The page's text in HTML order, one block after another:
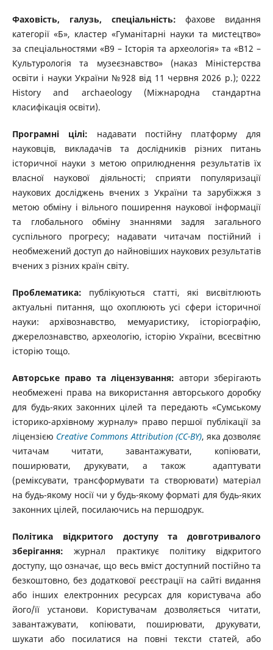
Фаховість, галузь, спеціальність: фахове видання
категорії «Б», кластер «Гуманітарні науки та мистецтво»
за спеціальностями «B9 – Історія та археологія» та «В12 –
Культурологія та музеєзнавство» (наказ Міністерства
освіти і науки України №928 від 11 червня 2026 р.); 0222
History and archaeology (Міжнародна стандартна
класифікація освіти).
Програмні цілі: надавати постійну платформу для
науковців, викладачів та дослідників різних питань
історичної науки з метою оприлюднення результатів їх
власної наукової діяльності; сприяти популяризації
наукових досліджень вчених з України та зарубіжжя з
метою обміну і вільного поширення наукової інформації
та глобального обміну знаннями задля загального
суспільного прогресу; надавати читачам постійний і
необмежений доступ до найновіших наукових результатів
вчених з різних країн світу.
Проблематика: публікуються статті, які висвітлюють
актуальні питання, що охоплюють усі сфери історичної
науки: архівознавство, мемуаристику, історіографію,
джерелознавство, археологію, історію України, всесвітню
історію тощо.
Авторське право та ліцензування:автори зберігають
необмежені права на використання авторського доробку
для будь-яких законних цілей та передають «Сумському
історико-архівному журналу» право першої публікації за
ліцензією Creative Commons Attribution (СС-BY), яка дозволяє
читачам читати, завантажувати, копіювати,
поширювати, друкувати, а також адаптувати
(реміксувати, трансформувати та створювати) матеріал
на будь-якому носії чи у будь-якому форматі для будь-яких
законних цілей, посилаючись на першодрук.
Політика відкритого доступу та довготривалого
зберігання:журнал практикує політику відкритого
доступу, що означає, що весь вміст доступний постійно та
безкоштовно, без додаткової реєстрації на сайті видання
або інших електронних ресурсах для користувача або
його/її установи. Користувачам дозволяється читати,
завантажувати, копіювати, поширювати, друкувати,
шукати або посилатися на повні тексти статей, або